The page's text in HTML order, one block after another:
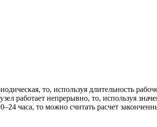
то, используя длительность
работает непрерывно, то, используя
часа, то можно считать расчет